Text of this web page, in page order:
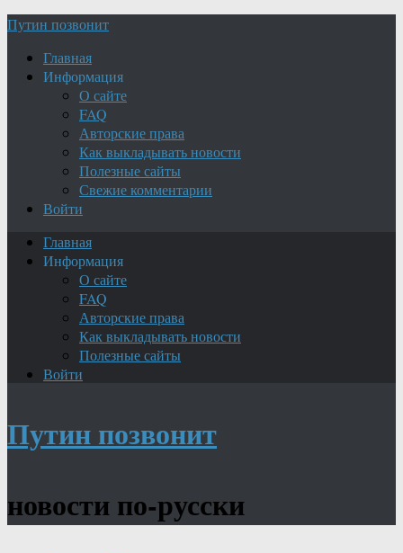
Путин позвонит
Главная
Информация
О сайте
FAQ
Авторские права
Как выкладывать новости
Полезные сайты
Свежие комментарии
Войти
Главная
Информация
О сайте
FAQ
Авторские права
Как выкладывать новости
Полезные сайты
Войти
Путин позвонит
новости по-русски